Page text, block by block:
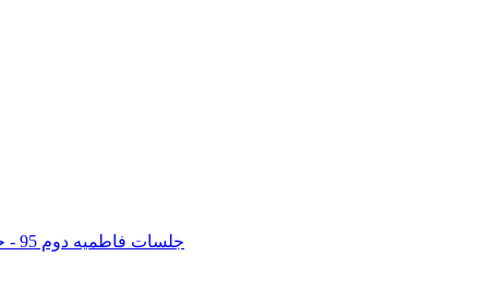
جلسات فاطمیه دوم 95 - حسينيه حاج شيخ مرتضي زاهد